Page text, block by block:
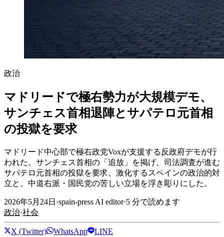
政治
マドリードで極右勢力が大規模デモ、
サンチェス首相退陣とサパテロ元首相
の投獄を要求
マドリード中心部で極右政党Voxが支援する反政府デモが行
われた。サンチェス首相の「追放」を掲げ、司法調査が進む
サパテロ元首相の投獄を要求。激化するスペインの政治的対
立と、中道右派・国民党の苦しい立場を浮き彫りにした。
2026年5月24日 ·spain-press AI editor·5 分で読めます
政治·社会
X (Twitter) WhatsApp LINE